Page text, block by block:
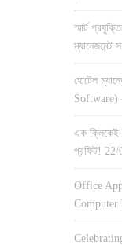
স্মার্ট
হোটেল
এক ক্লিকেই
প্রফিট! 22/
Office